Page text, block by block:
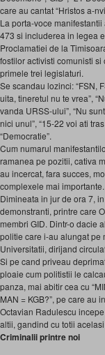
care au cantat “Hristos a-
La porta-voce
473 si includerea in legea
Proclamatiei de la
fostilor activisti comunisti
primele trei legislaturi.
Se scandau lozinci: “FSN,
uita, tineretul nu te vrea”,
vanda URSS-ului”, “Nu
nici unul”, “15-22 voi ati
“Democratie”.
Cum numarul
ramanea pe pozitii, cativa
au incercat, fara succes,
complexele mai importante.
Dimineata in jur de ora 7,
demonstranti, printre care
membri GID. Dintr-o dacie
politie care i-au alungat pe
Universitatii, dirijand
Si pe cand priveau
ploaie cum politistii le
panza, mai abitir cea cu
MAN = KGB?”, pe care au
Octavian Radulescu
altii, gandind cu totii
Criminalii printre noi